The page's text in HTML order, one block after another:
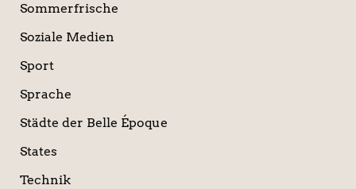
Sommerfrische
Soziale Medien
Sport
Sprache
Städte der Belle Époque
States
Technik